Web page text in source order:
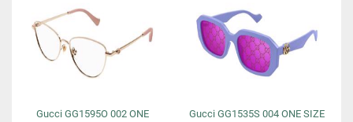
Gucci GG1595O 002 ONE
Gucci GG1535S 004 ONE SIZE